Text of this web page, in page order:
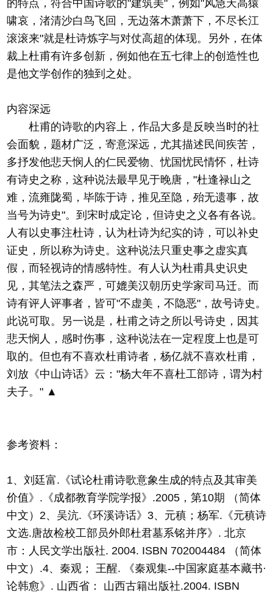
的特点，符合中国诗歌的"建筑美"，例如"风急天高猿
啸哀，渚清沙白鸟飞回，无边落木萧萧下，不尽长江
滚滚来"就是杜诗炼字与对仗高超的体现。另外，在体
裁上杜甫有许多创新，例如他在五七律上的创造性也
是他文学创作的独到之处。
内容深远
杜甫的诗歌的内容上，作品大多是反映当时的社
会面貌，题材广泛，寄意深远，尤其描述民间疾苦，
多抒发他悲天悯人的仁民爱物、忧国忧民情怀，杜诗
有诗史之称，这种说法最早见于晚唐，"杜逢禄山之
难，流雍陇蜀，毕陈于诗，推见至隐，殆无遗事，故
当号为诗史"。到宋时成定论，但诗史之义各有各说。
人有以史事注杜诗，认为杜诗为纪实的诗，可以补史
证史，所以称为诗史。这种说法只重史事之虚实真
假，而轻视诗的情感特性。有人认为杜甫具史识史
见，其笔法之森严，可媲美汉朝历史学家司马迁。而
诗有评人评事者，皆可"不虚美，不隐恶"，故号诗史。
此说可取。另一说是，杜甫之诗之所以号诗史，因其
悲天悯人，感时伤事，这种说法在一定程度上也是可
取的。但也有不喜欢杜甫诗者，杨亿就不喜欢杜甫，
刘放《中山诗话》云："杨大年不喜杜工部诗，谓为村
夫子。" ▲
参考资料：
1、刘廷富.《试论杜甫诗歌意象生成的特点及其审美
价值》.《成都教育学院学报》.2005，第10期 （简体
中文）2、吴沆.《环溪诗话》3、元稹；杨军.《元稹诗
文选.唐故检校工部员外郎杜君墓系铭并序》. 北京
市：人民文学出版社. 2004. ISBN 702004484 （简体
中文）.4、秦观； 王醒. 《秦观集--中国家庭基本藏书·
论韩愈》. 山西省： 山西古籍出版社.2004. ISBN